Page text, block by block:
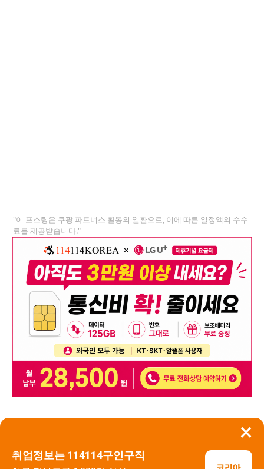
×
취업정보는 114114구인구직
"이 포스팅은 쿠팡 파트너스 활동의 일환으로, 이에 따른 일정액의 수수
료를 제공받습니다."